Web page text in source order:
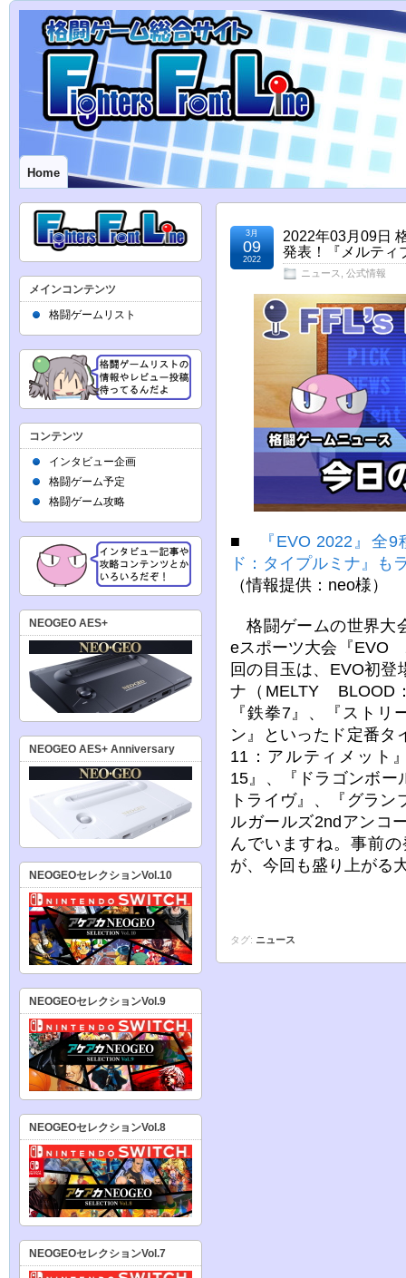
Home
2022年03月09日
発表！『メルティ
ニュース 公式情報
3月
09
2022
■
『EVO 2022』全
ド：タイプルミナ』も
（情報提供：neo様）
格闘ゲームの世界大
eスポーツ大会『EVO
回の目玉は、EVO初登
ナ（MELTY BLOOD
『鉄拳7』、『スト
ン』といったド定番タ
11：アルティメット
15』、『ドラゴンボ
トライヴ』、『グラ
ルガールズ2ndアンコ
んでいますね。事前
が、今回も盛り上がる
タグ: ニュース
メインコンテンツ
格闘ゲームリスト
コンテンツ
インタビュー企画
格闘ゲーム予定
格闘ゲーム攻略
NEOGEO AES+
NEOGEO AES+ Anniversary
NEOGEOセレクションVol.10
NEOGEOセレクションVol.9
NEOGEOセレクションVol.8
NEOGEOセレクションVol.7